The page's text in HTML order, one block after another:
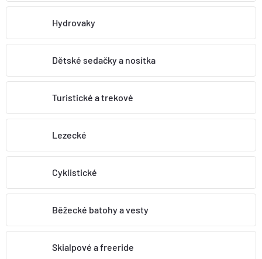
Značky
Velikosti Kontakty Napište nám
Slovník pojmů
Nákup pro kolektiv
Slevové kódy
Výměna a vrácení
Hydrovaky
Dětské sedačky a nosítka
Turistické a trekové
Lezecké
Cyklistické
Běžecké batohy a vesty
Skialpové a freeride